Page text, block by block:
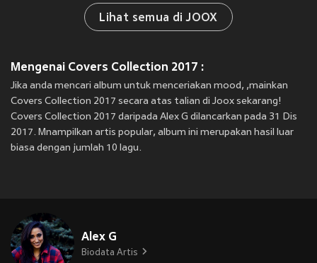
Lihat semua di JOOX
Mengenai Covers Collection 2017 :
Jika anda mencari album untuk menceriakan mood, ,mainkan
Covers Collection 2017 secara atas talian di Joox sekarang!
Covers Collection 2017 daripada Alex G dilancarkan pada 31 Dis
2017. Mnampilkan artis popular, album ini merupakan hasil luar
biasa dengan jumlah 10 lagu.
Alex G
Biodata Artis